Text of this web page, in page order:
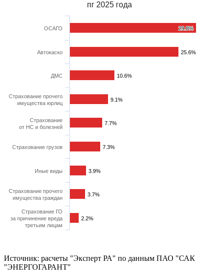
пг 2025 года
29.8%
29.8%
25.6%
25.6%
10.6%
10.6%
9.1%
9.1%
7.7%
7.7%
7.3%
7.3%
3.9%
3.9%
3.7%
3.7%
2.2%
2.2%
ОСАГО
Автокаско
ДМС
Страхование прочего
имущества юрлиц
Страхование
от НС и болезней
Страхование грузов
Иные виды
Страхование прочего
имущества граждан
Страхование ГО
за причинение вреда
третьим лицам
Источник: расчеты "Эксперт РА" по данным ПАО "САК
"ЭНЕРГОГАРАНТ"